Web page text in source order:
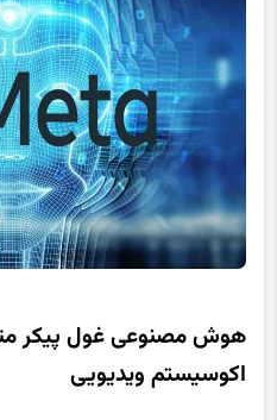
اکوسیستم ویدیویی